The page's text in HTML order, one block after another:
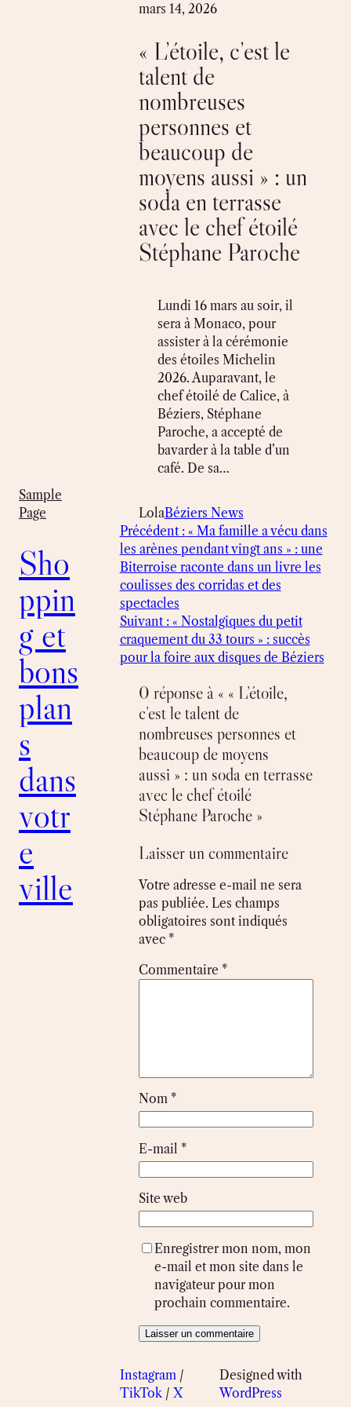
Sample
Page
Sho
ppin
g et
bons
plan
s
dans
votr
e
ville
mars 14, 2026
« L’étoile, c’est le
talent de
nombreuses
personnes et
beaucoup de
moyens aussi » : un
soda en terrasse
avec le chef étoilé
Stéphane Paroche
Lundi 16 mars au soir, il
sera à Monaco, pour
assister à la cérémonie
des étoiles Michelin
2026. Auparavant, le
chef étoilé de Calice, à
Béziers, Stéphane
Paroche, a accepté de
bavarder à la table d’un
café. De sa…
LolaBéziers News
Précédent : « Ma famille a vécu dans
les arènes pendant vingt ans » : une
Biterroise raconte dans un livre les
coulisses des corridas et des
spectacles
Suivant : « Nostalgiques du petit
craquement du 33 tours » : succès
pour la foire aux disques de Béziers
0 réponse à « « L’étoile,
c’est le talent de
nombreuses personnes et
beaucoup de moyens
aussi » : un soda en terrasse
avec le chef étoilé
Stéphane Paroche »
Laisser un commentaire
Votre adresse e-mail ne sera
pas publiée. Les champs
obligatoires sont indiqués
avec *
Commentaire *
Nom *
E-mail *
Site web
Enregistrer mon nom, mon
e-mail et mon site dans le
navigateur pour mon
prochain commentaire.
Instagram/
TikTok/ X
Designed with
WordPress